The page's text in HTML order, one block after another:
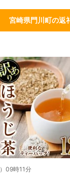
宮崎県門川町の返
09時11分